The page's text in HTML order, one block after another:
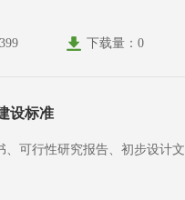
下载量：0
设标准
可行性研究报告、初步设计